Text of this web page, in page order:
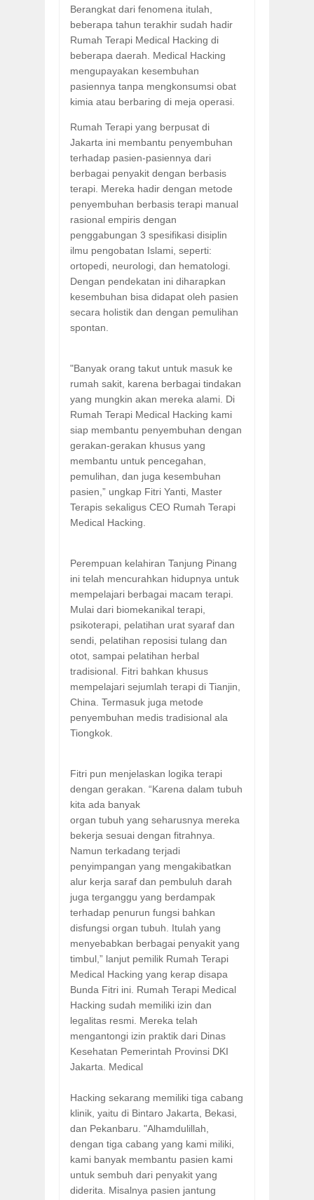
Berangkat dari fenomena itulah,
beberapa tahun terakhir sudah hadir
Rumah Terapi Medical Hacking di
beberapa daerah. Medical Hacking
mengupayakan kesembuhan
pasiennya tanpa mengkonsumsi obat
kimia atau berbaring di meja operasi.
Rumah Terapi yang berpusat di
Jakarta ini membantu penyembuhan
terhadap pasien-pasiennya dari
berbagai penyakit dengan berbasis
terapi. Mereka hadir dengan metode
penyembuhan berbasis terapi manual
rasional empiris dengan
penggabungan 3 spesifikasi disiplin
ilmu pengobatan Islami, seperti:
ortopedi, neurologi, dan hematologi.
Dengan pendekatan ini diharapkan
kesembuhan bisa didapat oleh pasien
secara holistik dan dengan pemulihan
spontan.
"Banyak orang takut untuk masuk ke
rumah sakit, karena berbagai tindakan
yang mungkin akan mereka alami. Di
Rumah Terapi Medical Hacking kami
siap membantu penyembuhan dengan
gerakan-gerakan khusus yang
membantu untuk pencegahan,
pemulihan, dan juga kesembuhan
pasien,” ungkap Fitri Yanti, Master
Terapis sekaligus CEO Rumah Terapi
Medical Hacking.
Perempuan kelahiran Tanjung Pinang
ini telah mencurahkan hidupnya untuk
mempelajari berbagai macam terapi.
Mulai dari biomekanikal terapi,
psikoterapi, pelatihan urat syaraf dan
sendi, pelatihan reposisi tulang dan
otot, sampai pelatihan herbal
tradisional. Fitri bahkan khusus
mempelajari sejumlah terapi di Tianjin,
China. Termasuk juga metode
penyembuhan medis tradisional ala
Tiongkok.
Fitri pun menjelaskan logika terapi
dengan gerakan. “Karena dalam tubuh
kita ada banyak
organ tubuh yang seharusnya mereka
bekerja sesuai dengan fitrahnya.
Namun terkadang terjadi
penyimpangan yang mengakibatkan
alur kerja saraf dan pembuluh darah
juga terganggu yang berdampak
terhadap penurun fungsi bahkan
disfungsi organ tubuh. Itulah yang
menyebabkan berbagai penyakit yang
timbul,” lanjut pemilik Rumah Terapi
Medical Hacking yang kerap disapa
Bunda Fitri ini. Rumah Terapi Medical
Hacking sudah memiliki izin dan
legalitas resmi. Mereka telah
mengantongi izin praktik dari Dinas
Kesehatan Pemerintah Provinsi DKI
Jakarta. Medical
Hacking sekarang memiliki tiga cabang
klinik, yaitu di Bintaro Jakarta, Bekasi,
dan Pekanbaru. "Alhamdulillah,
dengan tiga cabang yang kami miliki,
kami banyak membantu pasien kami
untuk sembuh dari penyakit yang
diderita. Misalnya pasien jantung